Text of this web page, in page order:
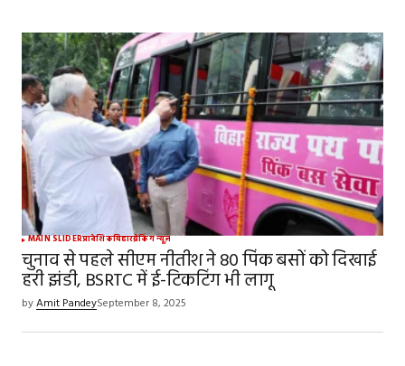
MAIN SLIDERप्रादेशिकबिहारब्रेकिंग न्यूज़
चुनाव से पहले सीएम नीतीश ने 80 पिंक बसों को दिखाई
हरी झंडी, BSRTC में ई-टिकटिंग भी लागू
byAmit PandeySeptember 8, 2025